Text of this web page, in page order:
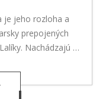
je jeho rozloha a
prepojených
Nachádzajú …